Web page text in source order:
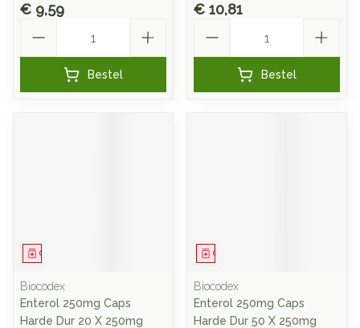
€ 9,59
Bestel
€ 10,81
Bestel
Geneesmiddel
Biocodex
Enterol 250mg Caps
Harde Dur 20 X 250mg
Geneesmiddel
Biocodex
Enterol 250mg Caps
Harde Dur 50 X 250mg